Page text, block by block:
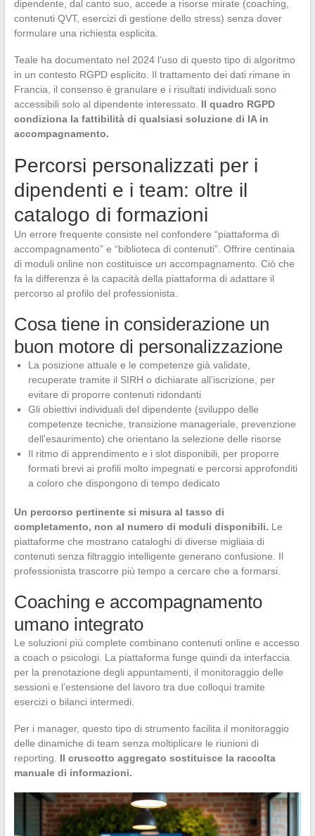
dipendente, dal canto suo, accede a risorse mirate (coaching,
contenuti QVT, esercizi di gestione dello stress) senza dover
formulare una richiesta esplicita.
Teale ha documentato nel 2024 l’uso di questo tipo di algoritmo
in un contesto RGPD esplicito. Il trattamento dei dati rimane in
Francia, il consenso è granulare e i risultati individuali sono
accessibili solo al dipendente interessato. Il quadro RGPD
condiziona la fattibilità di qualsiasi soluzione di IA in
accompagnamento.
Percorsi personalizzati per i
dipendenti e i team: oltre il
catalogo di formazioni
Un errore frequente consiste nel confondere “piattaforma di
accompagnamento” e “biblioteca di contenuti”. Offrire centinaia
di moduli online non costituisce un accompagnamento. Ciò che
fa la differenza è la capacità della piattaforma di adattare il
percorso al profilo del professionista.
Cosa tiene in considerazione un
buon motore di personalizzazione
La posizione attuale e le competenze già validate,
recuperate tramite il SIRH o dichiarate all’iscrizione, per
evitare di proporre contenuti ridondanti
Gli obiettivi individuali del dipendente (sviluppo delle
competenze tecniche, transizione manageriale, prevenzione
dell’esaurimento) che orientano la selezione delle risorse
Il ritmo di apprendimento e i slot disponibili, per proporre
formati brevi ai profili molto impegnati e percorsi approfonditi
a coloro che dispongono di tempo dedicato
Un percorso pertinente si misura al tasso di
completamento, non al numero di moduli disponibili. Le
piattaforme che mostrano cataloghi di diverse migliaia di
contenuti senza filtraggio intelligente generano confusione. Il
professionista trascorre più tempo a cercare che a formarsi.
Coaching e accompagnamento
umano integrato
Le soluzioni più complete combinano contenuti online e accesso
a coach o psicologi. La piattaforma funge quindi da interfaccia
per la prenotazione degli appuntamenti, il monitoraggio delle
sessioni e l’estensione del lavoro tra due colloqui tramite
esercizi o bilanci intermedi.
Per i manager, questo tipo di strumento facilita il monitoraggio
delle dinamiche di team senza moltiplicare le riunioni di
reporting. Il cruscotto aggregato sostituisce la raccolta
manuale di informazioni.